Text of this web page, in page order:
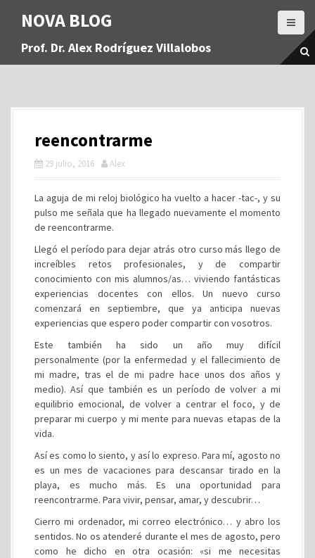
a
NOVA BLOG
Prof. Dr. Alex Rodríguez Villalobos
reencontrarme
29 julio, 2016 Alex
La aguja de mi reloj biológico ha vuelto a hacer -tac-, y su
pulso me señala que ha llegado nuevamente el momento
de reencontrarme.
Llegó el período para dejar atrás otro curso más llego de
increíbles retos profesionales, y de compartir
conocimiento con mis alumnos/as… viviendo fantásticas
experiencias docentes con ellos. Un nuevo curso
comenzará en septiembre, que ya anticipa nuevas
experiencias que espero poder compartir con vosotros.
Este también ha sido un año muy difícil
personalmente (por la enfermedad y el fallecimiento de
mi madre, tras el de mi padre hace unos dos años y
medio). Así que también es un período de volver a mi
equilibrio emocional, de volver a centrar el foco, y de
preparar mi cuerpo y mi mente para nuevas etapas de la
vida.
Así es como lo siento, y así lo expreso. Para mí, agosto no
es un mes de vacaciones para descansar tirado en la
playa, es mucho más. Es una oportunidad para
reencontrarme. Para vivir, pensar, amar, y descubrir…
Cierro mi ordenador, mi correo electrónico… y abro los
sentidos. No os atenderé durante el mes de agosto, pero
como he dicho en otra ocasión: «si me necesitas